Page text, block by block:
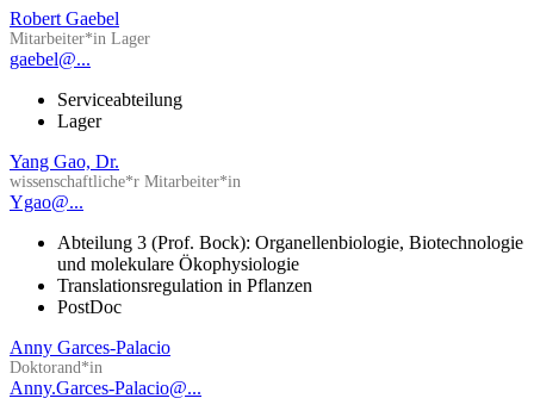
Robert Gaebel
Mitarbeiter*in Lager
gaebel@...
Serviceabteilung
Lager
Yang Gao, Dr.
wissenschaftliche*r Mitarbeiter*in
Ygao@...
Abteilung 3 (Prof. Bock): Organellenbiologie, Biotechnologie
und molekulare Ökophysiologie
Translationsregulation in Pflanzen
PostDoc
Anny Garces-Palacio
Doktorand*in
Anny.Garces-Palacio@...